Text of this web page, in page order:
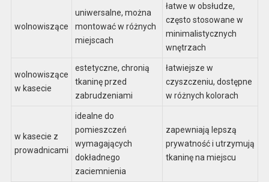
wolnowiszące
uniwersalne, można
montować w różnych
miejscach
łatwe w obsłudze,
często stosowane w
minimalistycznych
wnętrzach
wolnowiszące
w kasecie
estetyczne, chronią
tkaninę przed
zabrudzeniami
łatwiejsze w
czyszczeniu, dostępne
w różnych kolorach
w kasecie z
prowadnicami
idealne do
pomieszczeń
wymagających
dokładnego
zaciemnienia
zapewniają lepszą
prywatność i utrzymują
tkaninę na miejscu